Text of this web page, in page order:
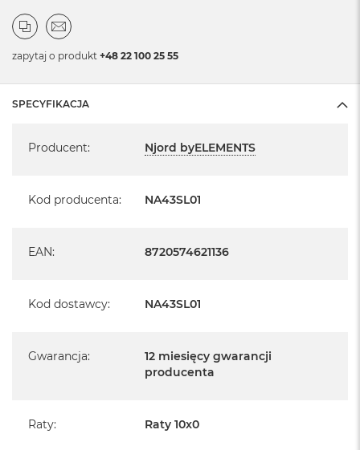
zapytaj o produkt +48 22 100 25 55
SPECYFIKACJA
Producent: Njord byELEMENTS
Kod producenta: NA43SL01
EAN: 8720574621136
Kod dostawcy: NA43SL01
Gwarancja:
12 miesięcy gwarancji
producenta
Raty: Raty 10x0